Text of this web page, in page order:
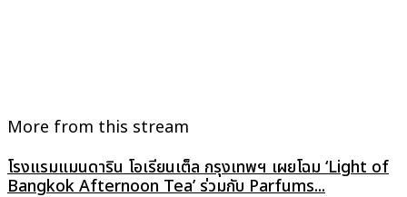
More from this stream
โรงแรมแมนดาริน โอเรียนเต็ล กรุงเทพฯ เผยโฉม ‘Light of
Bangkok Afternoon Tea’ ร่วมกับ Parfums...